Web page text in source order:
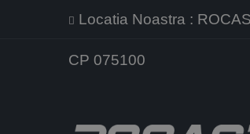
Locatia Noastra :
CP 075100